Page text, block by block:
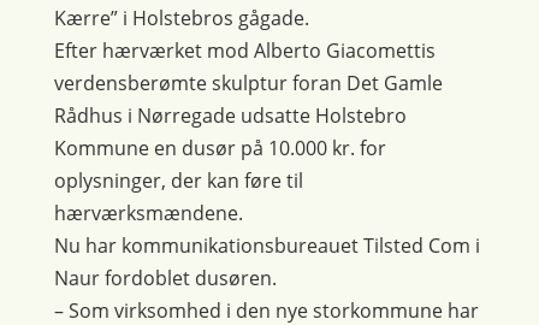
Kærre” i Holstebros gågade.
Efter hærværket mod Alberto Giacomettis
verdensberømte skulptur foran Det Gamle
Rådhus i Nørregade udsatte Holstebro
Kommune en dusør på 10.000 kr. for
oplysninger, der kan føre til
hærværksmændene.
Nu har kommunikationsbureauet Tilsted Com i
Naur fordoblet dusøren.
– Som virksomhed i den nye storkommune har